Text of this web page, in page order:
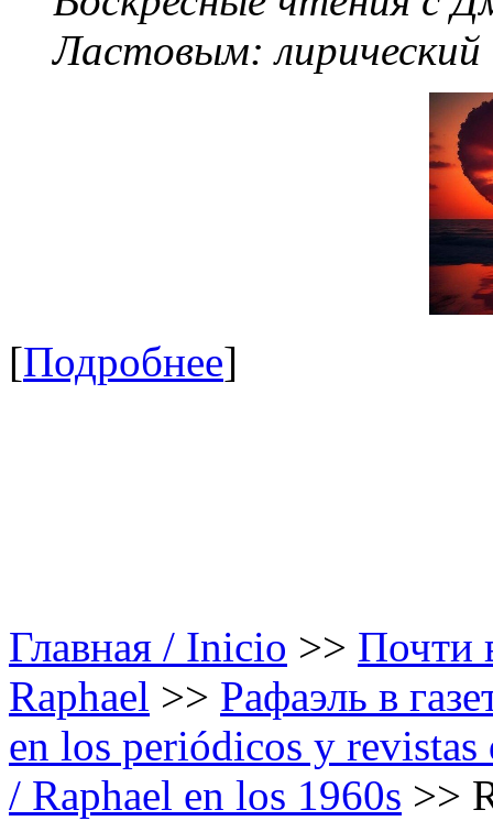
Ластовым:
[Подробнее]
Главная / Inicio >> Почти
Raphael >> Рафаэль в
en los periódicos y
/ Raphael en los 1960s >>